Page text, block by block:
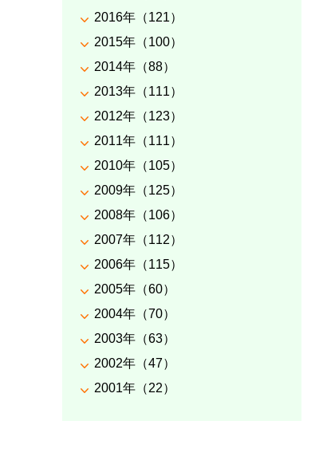
2016年（121）
2015年（100）
2014年（88）
2013年（111）
2012年（123）
2011年（111）
2010年（105）
2009年（125）
2008年（106）
2007年（112）
2006年（115）
2005年（60）
2004年（70）
2003年（63）
2002年（47）
2001年（22）